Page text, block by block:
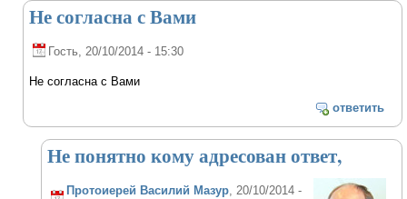
Не согласна с Вами
Гость, 20/10/2014 - 15:30
Не согласна с Вами
ответить
Не понятно кому адресован ответ,
Протоиерей Василий Мазур , 20/10/2014 -